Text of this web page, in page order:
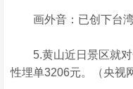
画外音：已创下台湾
5.黄山近日景区就对
性埋单3206元。（央视